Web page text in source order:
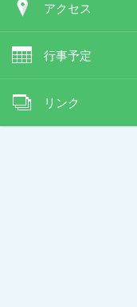
アクセス
行事予定
リンク